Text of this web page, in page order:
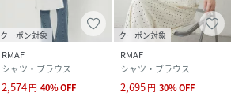
クーポン対象
RMAF
シャツ・ブラウス
2,574円 40%OFF
クーポン対象
RMAF
シャツ・ブラウス
2,695円 30%OFF